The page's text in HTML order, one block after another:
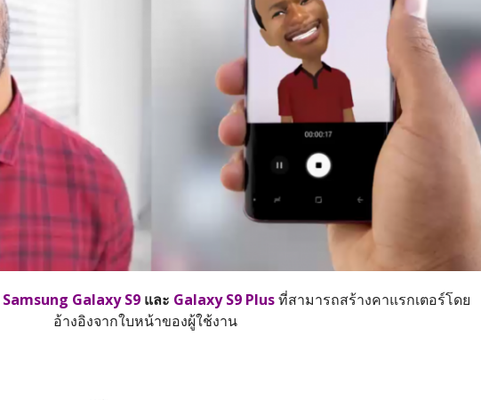
Samsung Galaxy S9 และ Galaxy S9 Plusที่สามารถสร้างคาแรกเตอร์โดย
อ้างอิงจากใบหน้าของผู้ใช้งาน